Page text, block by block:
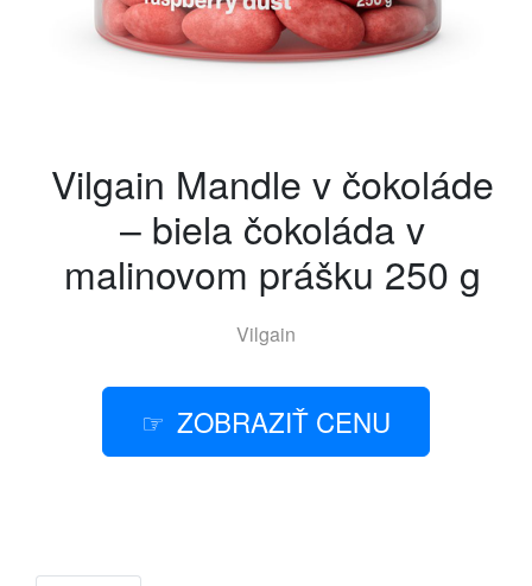
Vilgain Mandle v čokoláde
– biela čokoláda v
malinovom prášku 250 g
Vilgain
ZOBRAZIŤ CENU